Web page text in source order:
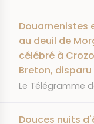
Douarnenistes
au deuil de
célébré à
Breton,
JOURNAL
Le Télégramme
Douces nuits